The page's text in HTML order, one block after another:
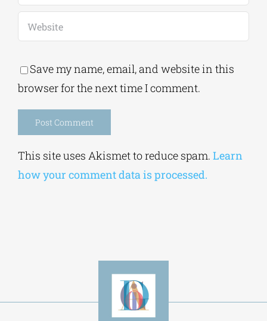
Save my name, email, and website in this
browser for the next time I comment.
This site uses Akismet to reduce spam. Learn
how your comment data is processed.